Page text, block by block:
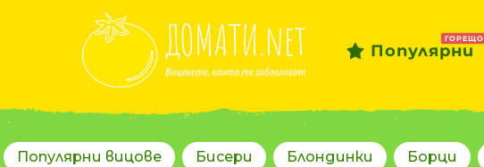
Популярни
ГОРЕЩО
Популярни вицове Бисери Блондинки Борци